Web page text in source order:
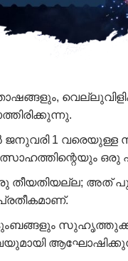
ജനുവരി 1
തീയതിയല്ല; അത്